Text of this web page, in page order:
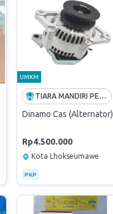
UMKM
TIARA MANDIRI PERKASA
Dinamo Cas (Alternator)
Rp4.500.000
Kota Lhokseumawe
PKP